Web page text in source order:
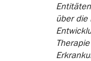
über die